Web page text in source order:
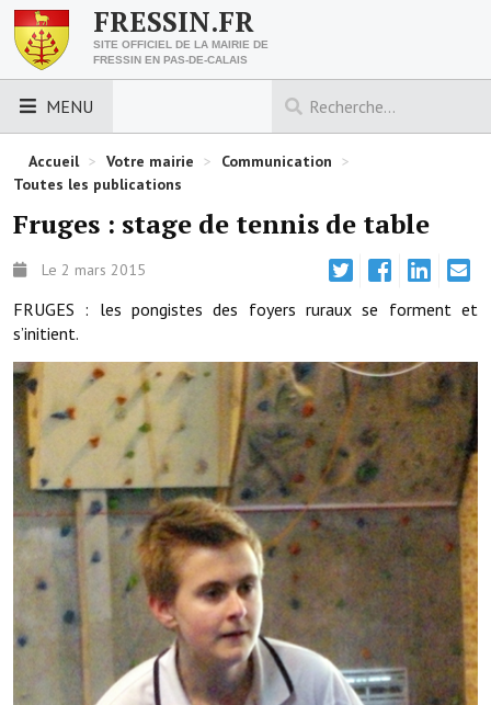
FRESSIN.FR
SITE OFFICIEL DE LA MAIRIE DE
FRESSIN EN PAS-DE-CALAIS
MENU
LES ESSENTIELS
Urbanisme
Nous contacter
Horaires de la mairie
Les foulées fressinoises
ACCÈS RAPIDE
Démarches administratives
Projets et travaux en cours
Fêtes et manifestations
Numéros d'urgence
Accueil > Votre mairie > Communication >
Toutes les publications
Fruges : stage de tennis de table
Le 2 mars 2015
FRUGES : les pongistes des foyers ruraux se forment et
s’initient.